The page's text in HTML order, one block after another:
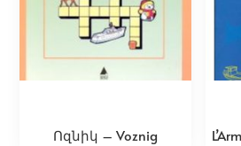
Ոզնիկ – Voznig